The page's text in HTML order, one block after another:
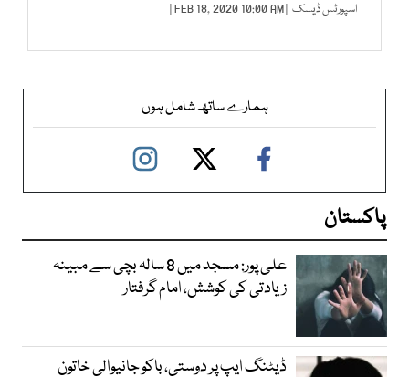
اسپورٹس ڈیسک | FEB 18, 2020 10:00 AM |
ہمارے ساتھ شامل ہوں
پاکستان
علی پور: مسجد میں 8 سالہ بچی سے مبینہ
زیادتی کی کوشش، امام گرفتار
ڈیٹنگ ایپ پر دوستی، باکو جانیوالی خاتون